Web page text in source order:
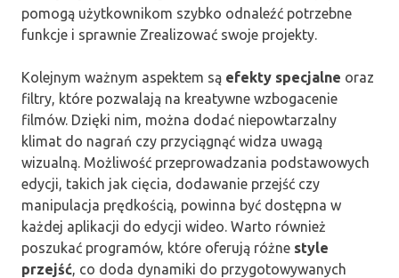
pomogą użytkownikom szybko odnaleźć potrzebne
funkcje i sprawnie Zrealizować swoje projekty.
Kolejnym ważnym aspektem są efekty specjalne oraz
filtry, które pozwalają na kreatywne wzbogacenie
filmów. Dzięki nim, można dodać niepowtarzalny
klimat do nagrań czy przyciągnąć widza uwagą
wizualną. Możliwość przeprowadzania podstawowych
edycji, takich jak cięcia, dodawanie przejść czy
manipulacja prędkością, powinna być dostępna w
każdej aplikacji do edycji wideo. Warto również
poszukać programów, które oferują różne style
przejść , co doda dynamiki do przygotowywanych